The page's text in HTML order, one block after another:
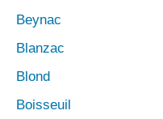
Beynac
Blanzac
Blond
Boisseuil